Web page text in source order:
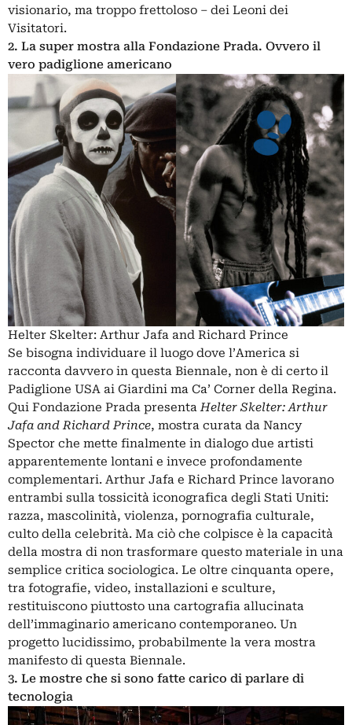
visionario, ma troppo frettoloso – dei Leoni dei
Visitatori.
2. La super mostra alla Fondazione Prada. Ovvero il
vero padiglione americano
Helter Skelter: Arthur Jafa and Richard Prince
Se bisogna individuare il luogo dove l’America si
racconta davvero in questa Biennale, non è di certo il
Padiglione USA ai Giardini ma Ca’ Corner della Regina.
Qui Fondazione Prada presentaHelter Skelter: Arthur
Jafa and Richard Prince, mostra curata da Nancy
Spector che mette finalmente in dialogo due artisti
apparentemente lontani e invece profondamente
complementari. Arthur Jafa e Richard Prince lavorano
entrambi sulla tossicità iconografica degli Stati Uniti:
razza, mascolinità, violenza, pornografia culturale,
culto della celebrità. Ma ciò che colpisce è la capacità
della mostra di non trasformare questo materiale in una
semplice critica sociologica. Le oltre cinquanta opere,
tra fotografie, video, installazioni e sculture,
restituiscono piuttosto una cartografia allucinata
dell’immaginario americano contemporaneo. Un
progetto lucidissimo, probabilmente la vera mostra
manifesto di questa Biennale.
3. Le mostre che si sono fatte carico di parlare di
tecnologia